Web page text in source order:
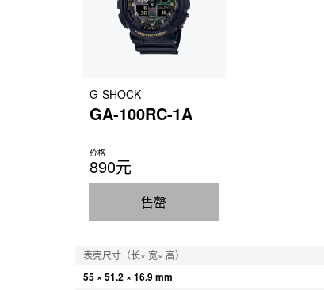
G-SHOCK
GA-100RC-1A
价格
890元
售罄
表壳尺寸（长× 宽× 高）
55 × 51.2 × 16.9 mm